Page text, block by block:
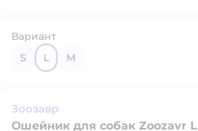
Вариант
S
L M
Зоозавр
Ошейник для собак Zoozavr L